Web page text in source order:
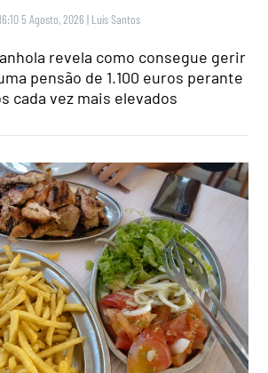
5 Agosto, 2026 | Luís Santos
revela como consegue gerir
pensão de 1.100 euros perante
cada vez mais elevados